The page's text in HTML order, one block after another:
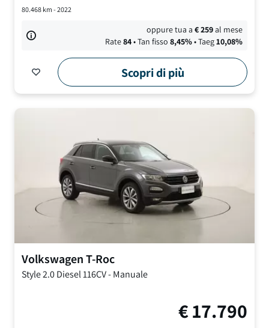
80.468km - 2022
oppure tua a€259al mese
Rate84• Tan fisso 8,45%• Taeg10,08%
Scopri di più
VolkswagenT-Roc
Style2.0 Diesel 116CV-Manuale
€17.790